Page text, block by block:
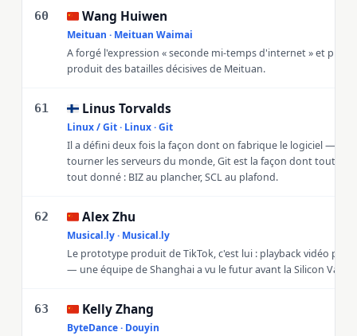
60 🇨🇳Wang Huiwen
Meituan · Meituan Waimai
A forgé l'expression « seconde mi-temps d'internet » et piloté
produit des batailles décisives de Meituan.
61 🇫🇮Linus Torvalds
Linux / Git · Linux · Git
Il a défini deux fois la façon dont on fabrique le logiciel —
tourner les serveurs du monde, Git est la façon dont tout
tout donné : BIZ au plancher, SCL au plafond.
62 🇨🇳Alex Zhu
Musical.ly · Musical.ly
Le prototype produit de TikTok, c'est lui : playback vidéo plus
— une équipe de Shanghai a vu le futur avant la Silicon Valley.
63 🇨🇳Kelly Zhang
ByteDance · Douyin